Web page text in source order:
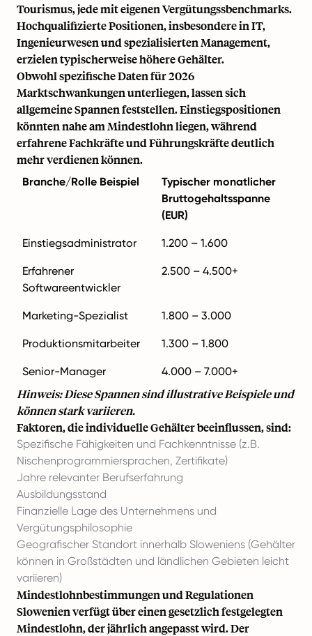
Tourismus, jede mit eigenen Vergütungssbenchmarks.
Hochqualifizierte Positionen, insbesondere in IT,
Ingenieurwesen und spezialisierten Management,
erzielen typischerweise höhere Gehälter.
Obwohl spezifische Daten für 2026
Marktschwankungen unterliegen, lassen sich
allgemeine Spannen feststellen. Einstiegspositionen
könnten nahe am Mindestlohn liegen, während
erfahrene Fachkräfte und Führungskräfte deutlich
mehr verdienen können.
Branche/Rolle Beispiel
Typischer monatlicher
Bruttogehaltsspanne
(EUR)
Einstiegsadministrator 1.200 – 1.600
Erfahrener
Softwareentwickler
2.500 – 4.500+
Marketing-Spezialist 1.800 – 3.000
Produktionsmitarbeiter 1.300 – 1.800
Senior-Manager 4.000 – 7.000+
Hinweis: Diese Spannen sind illustrative Beispiele und
können stark variieren.
Faktoren, die individuelle Gehälter beeinflussen, sind:
Spezifische Fähigkeiten und Fachkenntnisse (z.B.
Nischenprogrammiersprachen, Zertifikate)
Jahre relevanter Berufserfahrung
Ausbildungsstand
Finanzielle Lage des Unternehmens und
Vergütungsphilosophie
Geografischer Standort innerhalb Sloweniens (Gehälter
können in Großstädten und ländlichen Gebieten leicht
variieren)
Mindestlohnbestimmungen und Regulationen
Slowenien verfügt über einen gesetzlich festgelegten
Mindestlohn, der jährlich angepasst wird. Der